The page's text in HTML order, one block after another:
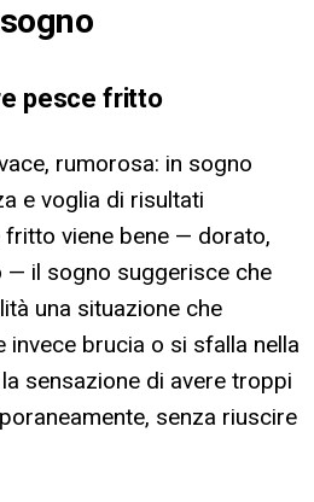
pesce fritto
rumorosa: in sogno
e voglia di risultati
fritto viene bene — dorato,
il sogno suggerisce che
una situazione che
invece brucia o si sfalla nella
sensazione di avere troppi
senza riuscire